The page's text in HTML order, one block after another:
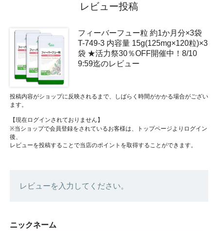
レビュー投稿
フィーバーフュー粒 約1か月分×3袋
T-749-3 内容量 15g(125mg×120粒)×3
袋 ★活力祭30％OFF開催中！8/10
9:59迄のレビュー
投稿内容がショップに反映されるまで、しばらく時間がかかる場合がござい
ます。
【現在ログインされておりません】
※当ショップで会員登録をされているお客様は、トップページよりログイン
後、
レビューを投稿することで当店のポイントを取得することができます。
レビューを入力してください。
ニックネーム